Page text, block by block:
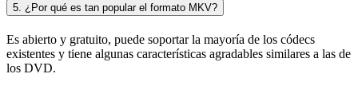
5. ¿Por qué es tan popular el formato MKV?
Es abierto y gratuito, puede soportar la mayoría de los códecs
existentes y tiene algunas características agradables similares a las de
los DVD.